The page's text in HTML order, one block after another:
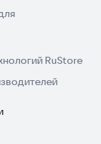
RuStore